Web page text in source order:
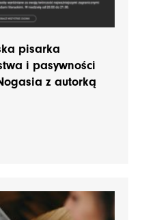
pisarka
i pasywności
z autorką